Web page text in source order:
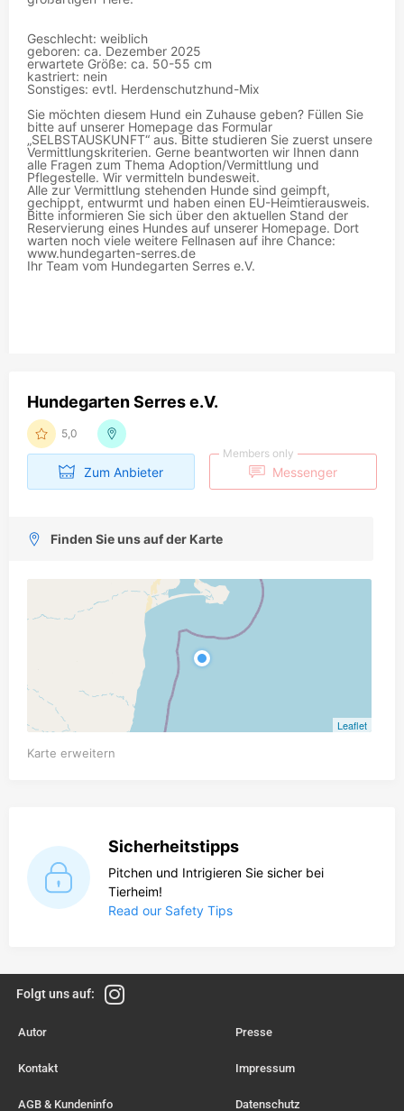
Geschlecht: weiblich
geboren: ca. Dezember 2025
erwartete Größe: ca. 50-55 cm
kastriert: nein
Sonstiges: evtl. Herdenschutzhund-Mix
Sie möchten diesem Hund ein Zuhause geben? Füllen Sie
bitte auf unserer Homepage das Formular
„SELBSTAUSKUNFT“ aus. Bitte studieren Sie zuerst unsere
Vermittlungskriterien. Gerne beantworten wir Ihnen dann
alle Fragen zum Thema Adoption/Vermittlung und
Pflegestelle. Wir vermitteln bundesweit.
Alle zur Vermittlung stehenden Hunde sind geimpft,
gechippt, entwurmt und haben einen EU-Heimtierausweis.
Bitte informieren Sie sich über den aktuellen Stand der
Reservierung eines Hundes auf unserer Homepage. Dort
warten noch viele weitere Fellnasen auf ihre Chance:
www.hundegarten-serres.de
Ihr Team vom Hundegarten Serres e.V.
Hundegarten Serres e.V.
5,0
Zum Anbieter
Members only
Messenger
Finden Sie uns auf der Karte
Leaflet
Karte erweitern
Sicherheitstipps
Pitchen und Intrigieren Sie sicher bei
Tierheim!
Read our Safety Tips
Folgt uns auf:
Autor Presse
Kontakt Impressum
AGB & Kundeninfo Datenschutz